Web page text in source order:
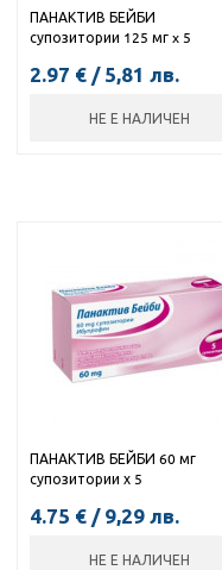
ПАНАКТИВ БЕЙБИ
супозитории 125 мг x 5
2.97 € / 5,81 лв.
НЕ Е НАЛИЧЕН
ПАНАКТИВ БЕЙБИ 60 мг
супозитории х 5
4.75 € / 9,29 лв.
НЕ Е НАЛИЧЕН